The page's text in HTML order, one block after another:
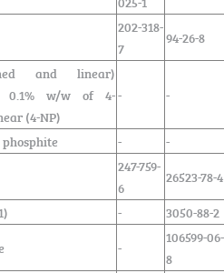
202-318-
7
94-26-8
and linear)
0.1% w/w of 4-
(4-NP)
- -
-
-
247-759-
6
26523-78-4
-
3050-88-2
-
106599-06-
8